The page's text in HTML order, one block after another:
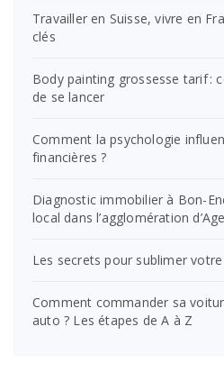
Travailler en Suisse, vivre en
clés
Body painting grossesse tarif :
de se lancer
Comment la psychologie
financières ?
Diagnostic immobilier à Bon-
local dans l’agglomération
Les secrets pour sublimer
Comment commander sa
auto ? Les étapes de A à Z